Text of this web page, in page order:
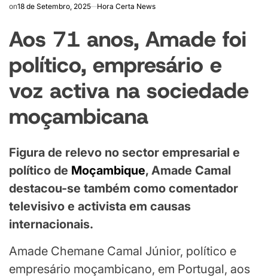
on18 de Setembro, 2025 Hora Certa News
Aos 71 anos, Amade foi
político, empresário e
voz activa na sociedade
moçambicana
Figura de relevo no sector empresarial e
político de Moçambique, Amade Camal
destacou-se também como comentador
televisivo e activista em causas
internacionais.
Amade Chemane Camal Júnior, político e
empresário moçambicano, em Portugal, aos